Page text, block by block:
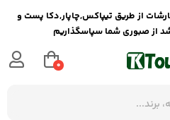
از طریق تیپاکس,چاپار,دکا پست و
از صبوری شما سپاسگذاریم
0